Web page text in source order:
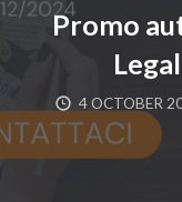
Promo
4 OCTOBER